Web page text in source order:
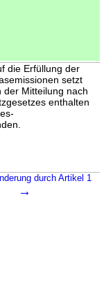
die Erfüllung der
setzt
der Mitteilung nach
enthalten
durch Artikel 1
→